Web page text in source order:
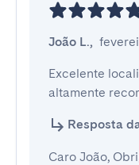
João L.,
Excelente
altamente
Resposta
Caro João,